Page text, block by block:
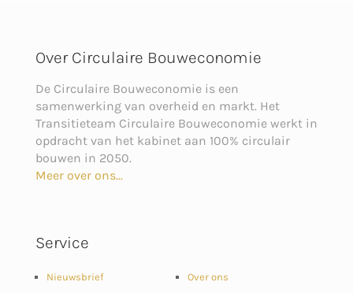
Over Circulaire Bouweconomie
De Circulaire Bouweconomie is een
samenwerking van overheid en markt. Het
Transitieteam Circulaire Bouweconomie werkt in
opdracht van het kabinet aan 100% circulair
bouwen in 2050.
Meer over ons...
Service
Nieuwsbrief
Over ons